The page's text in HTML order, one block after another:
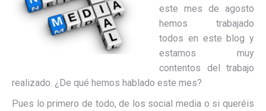
este mes de agosto
hemos trabajado
todos en este blog y
estamos muy
contentos del trabajo
realizado. ¿De qué hemos hablado este mes?
Pues lo primero de todo, de los social media o si queréis